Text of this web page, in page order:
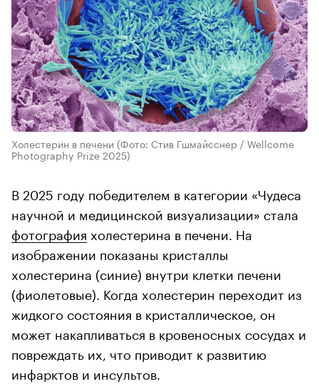
Холестерин в печени (Фото: Стив Гшмайсснер / Wellcome
Photography Prize 2025)
В 2025 году победителем в категории «Чудеса
научной и медицинской визуализации» стала
фотография холестерина в печени. На
изображении показаны кристаллы
холестерина (синие) внутри клетки печени
(фиолетовые). Когда холестерин переходит из
жидкого состояния в кристаллическое, он
может накапливаться в кровеносных сосудах и
повреждать их, что приводит к развитию
инфарктов и инсультов.